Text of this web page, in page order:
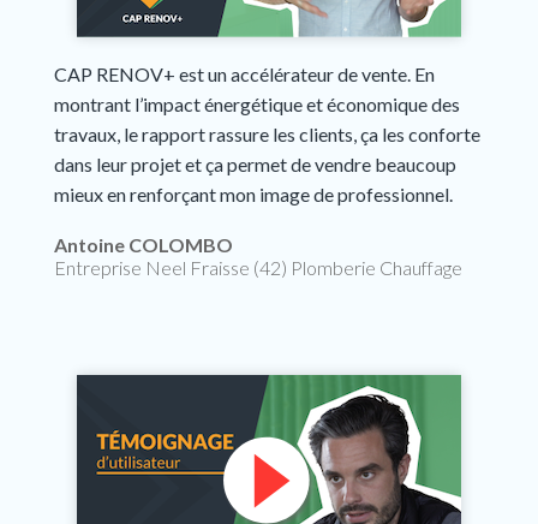
CAP RENOV+ est un accélérateur de vente. En
montrant l’impact énergétique et économique des
travaux, le rapport rassure les clients, ça les conforte
dans leur projet et ça permet de vendre beaucoup
mieux en renforçant mon image de professionnel.
Antoine COLOMBO
Entreprise Neel Fraisse (42) Plomberie Chauffage